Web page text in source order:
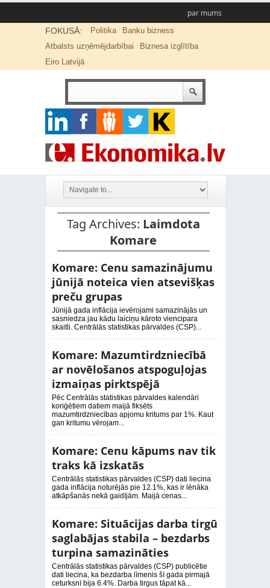
par mums
FOKUSĀ: Politika
Banku bizness
Atbalsts uzņēmējdarbībai
Biznesa izglītība
Eiro Latvijā
Tag Archives: Laimdota
Komare
Komare: Cenu samazinājumu
jūnijā noteica vien atsevišķas
preču grupas
Jūnijā gada inflācija ievērojami samazinājās un
sasniedza jau kādu laiciņu kāroto viencipara
skaitli. Centrālās statistikas pārvaldes (CSP)...
Komare: Mazumtirdzniecībā
ar novēlošanos atspoguļojas
izmaiņas pirktspējā
Pēc Centrālās statistikas pārvaldes kalendāri
koriģētiem datiem maijā fiksēts
mazumtirdzniecības apjomu kritums par 1%. Kaut
gan kritumu vērojam...
Komare: Cenu kāpums nav tik
traks kā izskatās
Centrālās statistikas pārvaldes (CSP) dati liecina
gada inflācija noturējās pie 12.1%, kas ir lēnāka
atkāpšanās nekā gaidījām. Maijā cenas...
Komare: Situācijas darba tirgū
saglabājas stabila – bezdarbs
turpina samazināties
Centrālās statistikas pārvaldes (CSP) publicētie
dati liecina, ka bezdarba līmenis šī gada pirmajā
ceturksnī bija 6.4%. Darba tirgus tāpat kā...